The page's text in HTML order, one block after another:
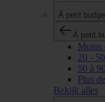
À petit
À petit
Moins
20 -
50 à
Plus
Bekijk alles